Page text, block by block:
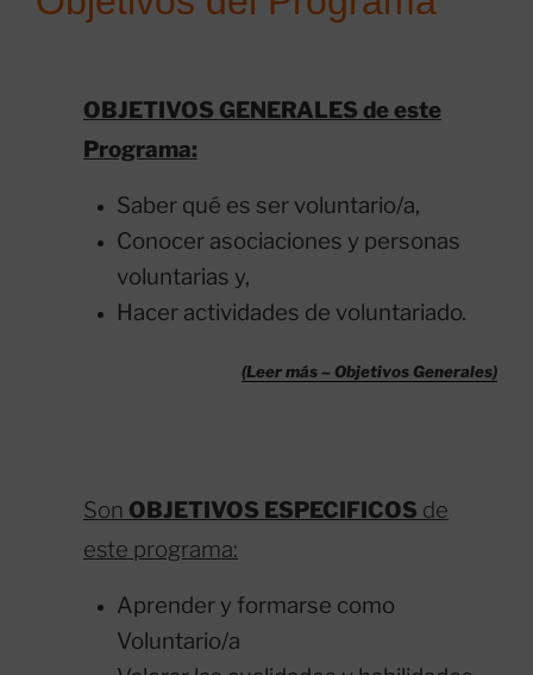
OBJETIVOS GENERALES de este
Programa:
Saber qué es ser voluntario/a,
Conocer asociaciones y personas
voluntarias y,
Hacer actividades de voluntariado.
(Leer más – Objetivos Generales)
Son OBJETIVOS ESPECIFICOS de
este programa:
Aprender y formarse como
Voluntario/a